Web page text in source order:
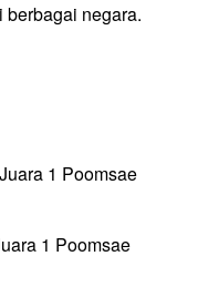
berbagai negara.
1 Poomsae
1 Poomsae